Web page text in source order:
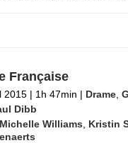
Française
2015 | 1h 47min | Drame,
Dibb
Michelle Williams Kristin